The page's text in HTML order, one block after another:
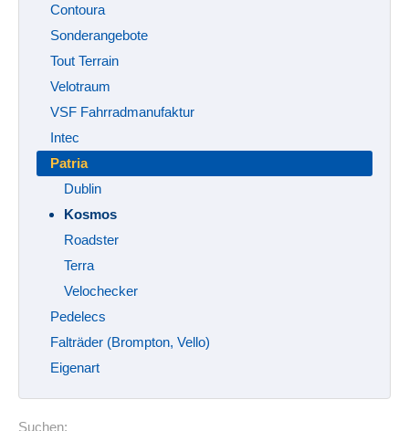
Contoura
Sonderangebote
Tout Terrain
Velotraum
VSF Fahrradmanufaktur
Intec
Patria
Dublin
Kosmos
Roadster
Terra
Velochecker
Pedelecs
Falträder (Brompton, Vello)
Eigenart
Suchen: